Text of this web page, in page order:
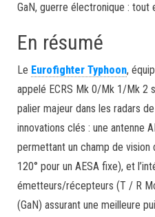
GaN, guerre électronique : tout
En résumé
Le Eurofighter Typhoon,
appelé ECRS Mk 0/Mk 1/Mk 2
palier majeur dans les radars
innovations clés : une antenne
permettant un champ de
120° pour un AESA fixe), et
émetteurs/récepteurs (T / R
(GaN) assurant une meilleure